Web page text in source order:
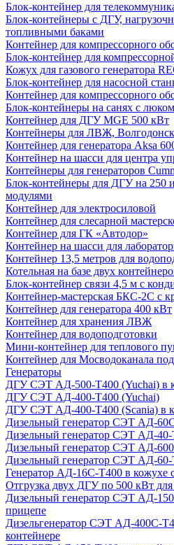
Блок-контейнер для
Блок-контейнеры с ДГУ,
топливными баками
Контейнер для компрессорного
Блок-контейнер для
Кожух для газового генератора
Блок-контейнер для насосной
Контейнер для компрессорного
Блок-контейнеры на санях с
Контейнер для ДГУ MGE 500 кВт
Контейнеры для ЛВЖ, Волгодонск
Контейнер для генератора Aksa
Контейнер на шасси для центра
Контейнеры для генераторов
Блок-контейнеры для ДГУ на 250
модулями
Контейнер для электросиловой
Контейнер для слесарной
Контейнер для ГК «Автодор»
Контейнер на шасси для
Контейнер 13,5 метров для
Котельная на базе двух
Блок-контейнер связи 4,5 м с
Контейнер-мастерская БКС-2С с
Контейнер для генератора 400 кВт
Контейнер для хранения ЛВЖ
Контейнер для водоподготовки
Мини-контейнер для теплового
Контейнер для Мосводоканала
Генераторы
ДГУ СЭТ АД-500-Т400 (Yuchai) в
ДГУ СЭТ АД-400-Т400 (Yuchai)
ДГУ СЭТ АД-400-Т400 (Scania) в
Дизельный генератор СЭТ АД-
Дизельный генератор СЭТ АД-40-
Дизельный генератор СЭТ АД-
Дизельный генератор СЭТ АД-60-
Генератор АД-16С-Т400 в
Отгрузка двух ДГУ по 500 кВт
Дизельный генератор СЭТ АД-
прицепе
Дизельгенератор СЭТ АД-400С-
контейнере